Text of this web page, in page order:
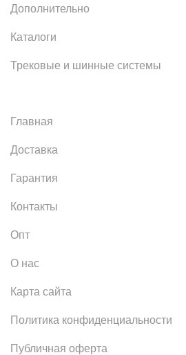
Дополнительно
Каталоги
Трековые и шинные системы
Главная
Доставка
Гарантия
Контакты
Опт
О нас
Карта сайта
Политика конфиденциальности
Публичная оферта